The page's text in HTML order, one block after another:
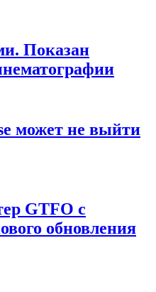
Показан
может не выйти
GTFO с
обновления